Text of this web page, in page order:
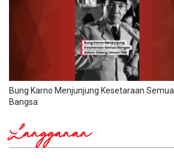
Bung Karno Menjunjung Kesetaraan Semua
Bangsa
Langganan